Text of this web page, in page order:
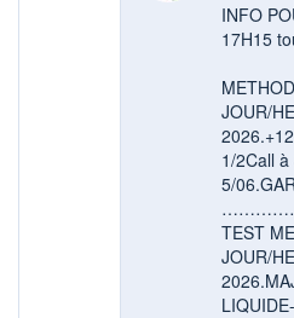
INFO
17H15
JOUR/
1/2Call
5/
TEST
JOUR/